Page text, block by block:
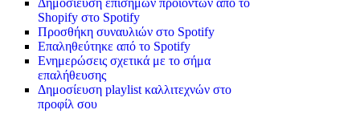
Shopify στο Spotify
Προσθήκη συναυλιών στο Spotify
Επαληθεύτηκε από το Spotify
Ενημερώσεις σχετικά με το σήμα
επαλήθευσης
Δημοσίευση playlist καλλιτεχνών στο
προφίλ σου